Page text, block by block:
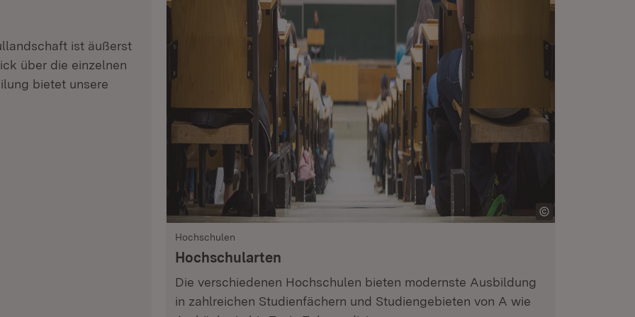
ist äußerst
über die einzelnen
bietet unsere
Hochschulen
Hochschularten
Die verschiedenen Hochschulen bieten modernste Ausbildung
in zahlreichen Studienfächern und Studiengebieten von A wie